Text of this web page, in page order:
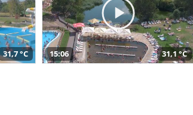
31,7 °C 15:06 31,1 °C